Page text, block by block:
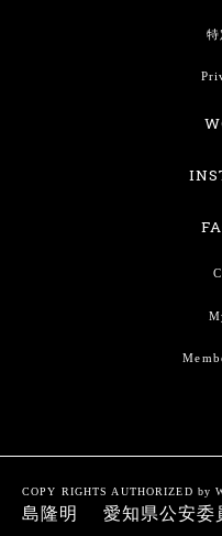
特
COPY RIGHTS AUTHORIZED by
島隆明 愛知県公安委